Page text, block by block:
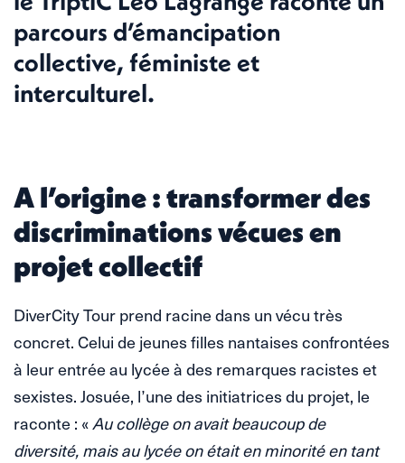
parcours d’émancipation
collective, féministe et
interculturel.
A l’origine : transformer des
discriminations vécues en
projet collectif
DiverCity Tour prend racine dans un vécu très
concret. Celui de jeunes filles nantaises confrontées
à leur entrée au lycée à des remarques racistes et
sexistes. Josuée, l’une des initiatrices du projet, le
raconte : «Au collège on avait beaucoup de
diversité, mais au lycée on était en minorité en tant